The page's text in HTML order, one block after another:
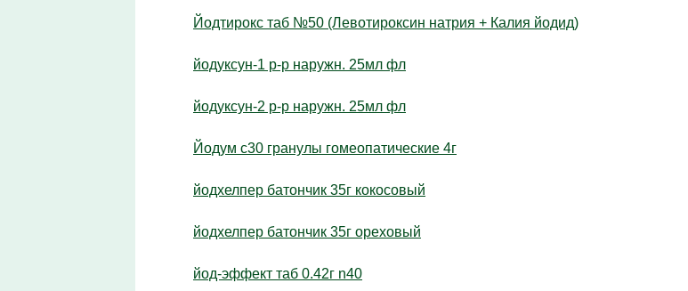
Йодтирокс таб №50 (Левотироксин натрия + Калия йодид)
йодуксун-1 р-р наружн. 25мл фл
йодуксун-2 р-р наружн. 25мл фл
Йодум с30 гранулы гомеопатические 4г
йодхелпер батончик 35г кокосовый
йодхелпер батончик 35г ореховый
йод-эффект таб 0.42г n40